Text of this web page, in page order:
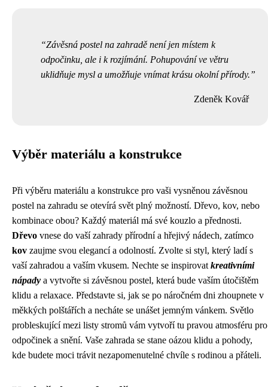
Závěsná postel na zahradě není jen místem k
odpočinku, ale i k rozjímání. Pohupování ve větru
uklidňuje mysl a umožňuje vnímat krásu okolní přírody.
Zdeněk Kovář
Výběr materiálu a konstrukce
Při výběru materiálu a konstrukce pro vaši vysněnou závěsnou
postel na zahradu se otevírá svět plný možností. Dřevo, kov, nebo
kombinace obou? Každý materiál má své kouzlo a přednosti.
Dřevo vnese do vaší zahrady přírodní a hřejivý nádech, zatímco
kov zaujme svou elegancí a odolností. Zvolte si styl, který ladí s
vaší zahradou a vaším vkusem. Nechte se inspirovat kreativními
nápady a vytvořte si závěsnou postel, která bude vaším útočištěm
klidu a relaxace. Představte si, jak se po náročném dni zhoupnete v
měkkých polštářích a necháte se unášet jemným vánkem. Světlo
probleskující mezi listy stromů vám vytvoří tu pravou atmosféru pro
odpočinek a snění. Vaše zahrada se stane oázou klidu a pohody,
kde budete moci trávit nezapomenutelné chvíle s rodinou a přáteli.